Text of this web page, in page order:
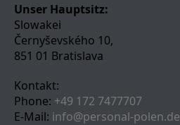
Unser Hauptsitz:
Slowakei
Černyševského 10,
851 01 Bratislava
Kontakt:
Phone: +49 172 7477707
E-Mail: info@personal-polen.de